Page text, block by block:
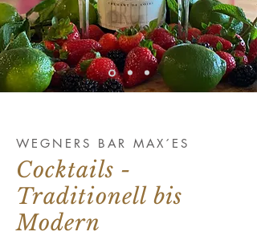
WEGNERS BAR MAX´ES
Cocktails -
Traditionell bis
Modern